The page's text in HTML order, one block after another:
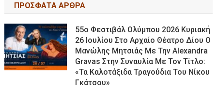
ΠΡΟΣΦΑΤΑ ΑΡΘΡΑ
55ο Φεστιβάλ Ολύμπου 2026 Κυριακή
26 Ιουλίου Στο Αρχαίο Θέατρο Δίου Ο
Μανώλης Μητσιάς Με Την Alexandra
Gravas Στην Συναυλία Με Τον Τίτλο:
«τα Καλοτάξιδα Τραγούδια Του Νίκου
Γκάτσου»